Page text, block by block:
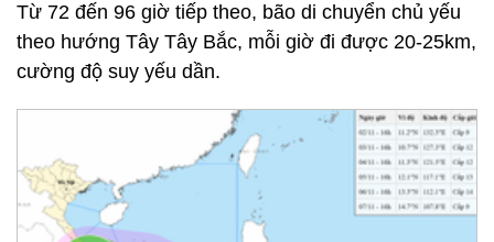
Từ 72 đến 96 giờ tiếp theo, bão di chuyển chủ yếu
theo hướng Tây Tây Bắc, mỗi giờ đi được 20-25km,
cường độ suy yếu dần.